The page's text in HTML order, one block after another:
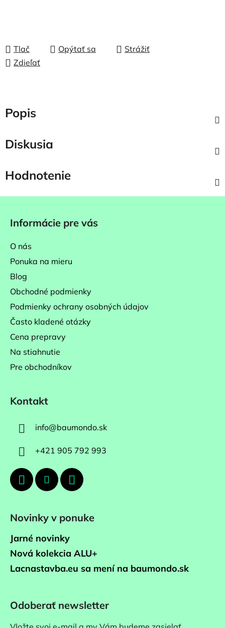
Tlač Opýtať sa
Strážiť
Zdieľať
Popis
Diskusia
Hodnotenie
Informácie pre vás
O nás
Ponuka na mieru
Blog
Obchodné podmienky
Podmienky ochrany osobných údajov
Často kladené otázky
Cena prepravy
Na stiahnutie
Pre obchodníkov
Kontakt
info@baumondo.sk
+421 905 792 993
Novinky v ponuke
Jarné novinky
Nová kolekcia ALU+
Lacnastavba.eu sa mení na baumondo.sk
Odoberať newsletter